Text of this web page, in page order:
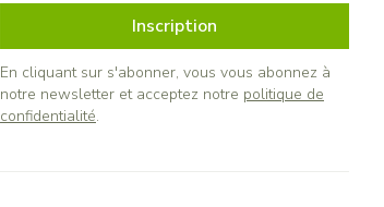
Inscription
En cliquant sur s'abonner, vous vous abonnez à
notre newsletter et acceptez notre politique de
confidentialité.